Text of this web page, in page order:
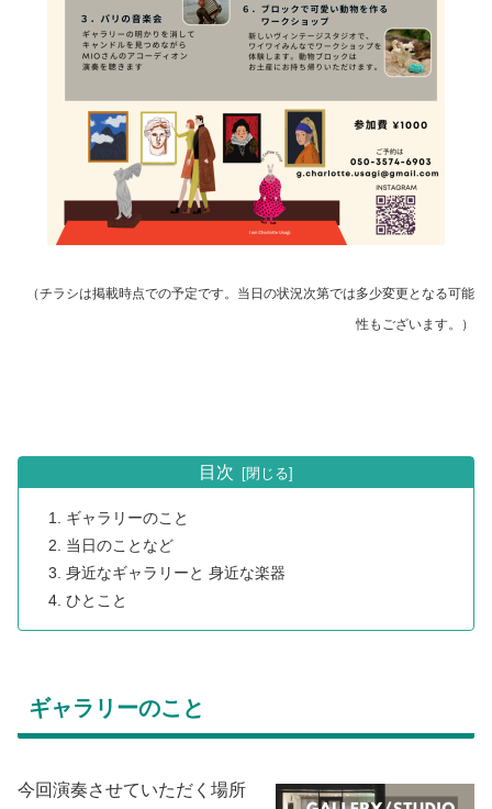
（チラシは掲載時点での予定です。当日の状況次第では多少変更となる可能
性もございます。）
目次
ギャラリーのこと
当日のことなど
身近なギャラリーと 身近な楽器
ひとこと
ギャラリーのこと
今回演奏させていただく場所